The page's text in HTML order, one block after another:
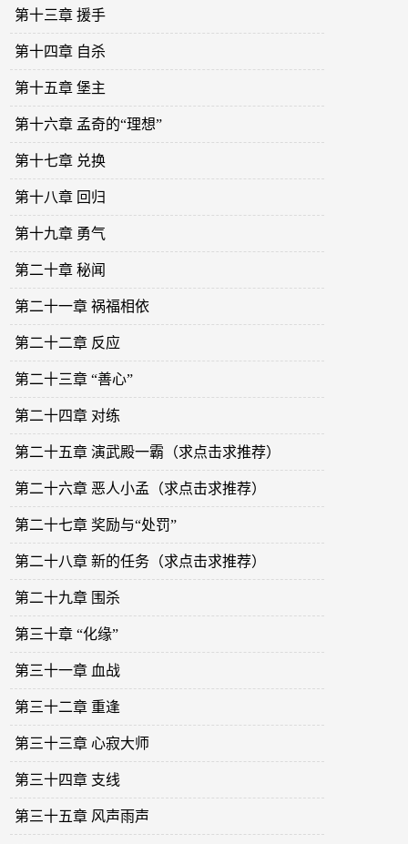
第十三章 援手
第十四章 自杀
第十五章 堡主
第十六章 孟奇的“理想”
第十七章 兑换
第十八章 回归
第十九章 勇气
第二十章 秘闻
第二十一章 祸福相依
第二十二章 反应
第二十三章 “善心”
第二十四章 对练
第二十五章 演武殿一霸（求点击求推荐）
第二十六章 恶人小孟（求点击求推荐）
第二十七章 奖励与“处罚”
第二十八章 新的任务（求点击求推荐）
第二十九章 围杀
第三十章 “化缘”
第三十一章 血战
第三十二章 重逢
第三十三章 心寂大师
第三十四章 支线
第三十五章 风声雨声